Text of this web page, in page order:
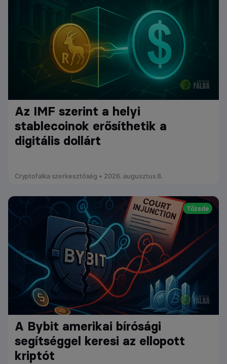
Az IMF szerint a helyi
stablecoinok erősíthetik a
digitális dollárt
Cryptofalka szerkesztőség • 2026. augusztus 8.
Tőzsde
A Bybit amerikai bírósági
segítséggel keresi az ellopott
kriptót